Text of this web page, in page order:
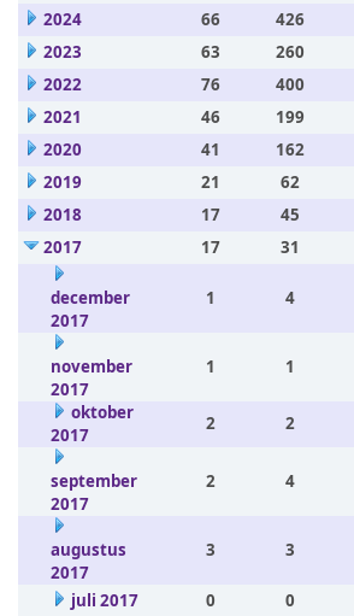
2024
66 426
2023
63 260
2022
76 400
2021
46 199
2020
41 162
2019
21 62
2018
17 45
2017
17 31
december
2017
1 4
november
2017
1 1
oktober
2017
2 2
september
2017
2 4
augustus
2017
3 3
juli 2017 0 0